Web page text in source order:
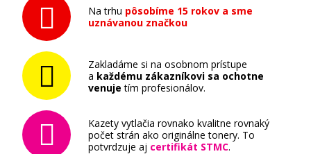
Na trhu pôsobíme 15 rokov a sme
uznávanou značkou
Zakladáme si na osobnom prístupe
a každému zákazníkovi sa ochotne
venuje tím profesionálov.
Kazety vytlačia rovnako kvalitne rovnaký
počet strán ako originálne tonery. To
potvrdzuje aj certifikát STMC.